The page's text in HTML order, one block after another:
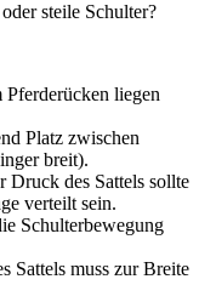
steile Schulter?
liegen
Platz zwischen
breit).
Druck des Sattels sollte
verteilt sein.
Schulterbewegung
Sattels muss zur Breite